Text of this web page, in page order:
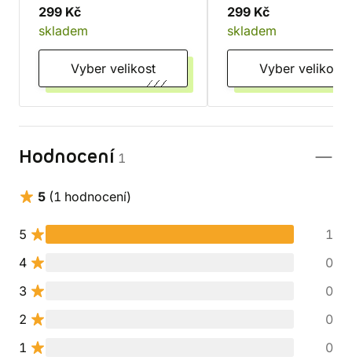
299 Kč
skladem
Vyber velikost
299 Kč
skladem
Vyber velikost
Hodnocení 1
5 (1 hodnocení)
5
1
4
0
3
0
2
0
1
0